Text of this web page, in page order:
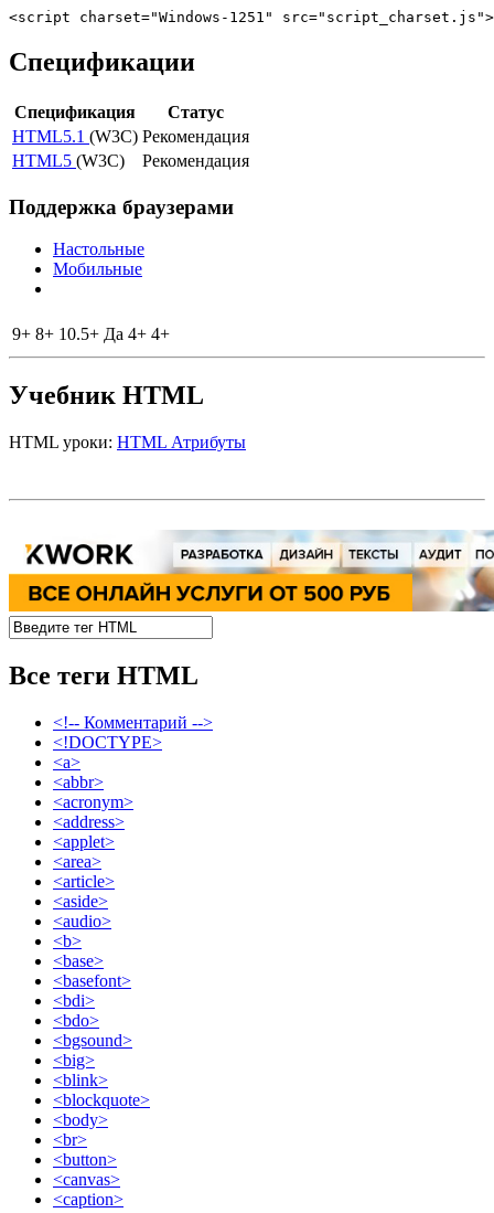
Спецификации
Спецификация
Статус
HTML5.1 (W3C) Рекомендация
HTML5 (W3C) Рекомендация
Поддержка браузерами
Настольные
Мобильные
9+ 8+ 10.5+ Да 4+ 4+
Учебник HTML
HTML уроки: HTML Атрибуты
Все теги HTML
<!-- Комментарий -->
<!DOCTYPE>
<a>
<abbr>
<acronym>
<address>
<applet>
<area>
<article>
<aside>
<audio>
<b>
<base>
<basefont>
<bdi>
<bdo>
<bgsound>
<big>
<blink>
<blockquote>
<body>
<br>
<button>
<canvas>
<caption>